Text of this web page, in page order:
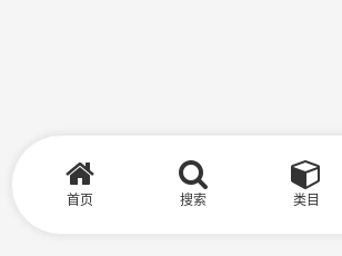
首页 搜索 类目